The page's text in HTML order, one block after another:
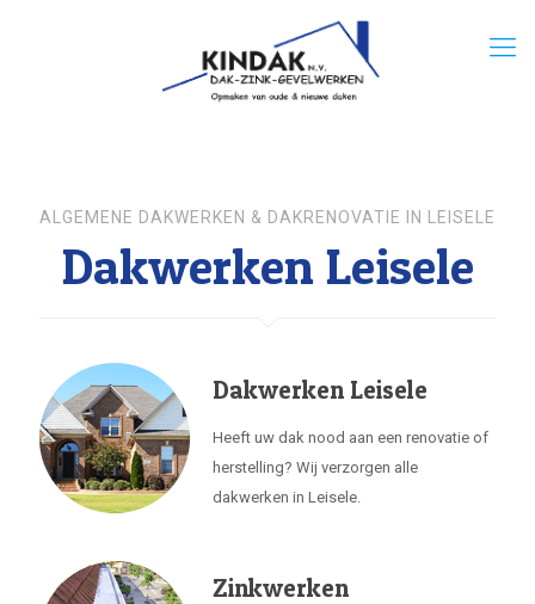
ALGEMENE DAKWERKEN & DAKRENOVATIE IN LEISELE
Dakwerken Leisele
Dakwerken Leisele
Heeft uw dak nood aan een renovatie of
herstelling? Wij verzorgen alle
dakwerken in Leisele.
Zinkwerken